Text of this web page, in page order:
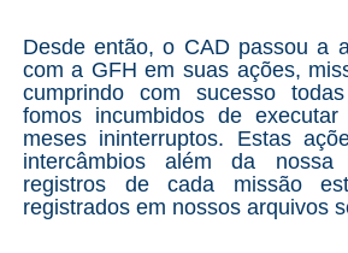
Desde então, o CAD passou a
com a GFH em suas ações,
cumprindo com sucesso
fomos incumbidos de
meses ininterruptos. Estas
intercâmbios além da nossa
registros de cada missão
registrados em nossos arquivos